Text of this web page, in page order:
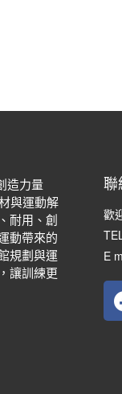
造力量
與運動解
耐用、創
動帶來的
規劃與運
讓訓練更
聯
歡
E